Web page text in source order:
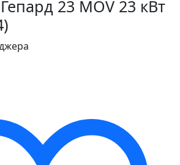
23 MOV 23 кВт